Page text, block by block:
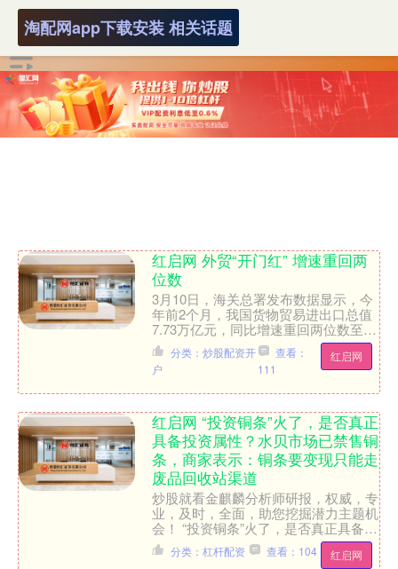
淘配网app下载安装 相关话题
红启网 外贸“开门红” 增速重回两
位数
3月10日，海关总署发布数据显示，今
年前2个月，我国货物贸易进出口总值
7.73万亿元，同比增速重回两位数至
18.3%。其中，出口4.62万亿元，增长
19.2%；....
红启网
分类：炒股配资开
户
查看：
111
红启网 “投资铜条”火了，是否真正
具备投资属性？水贝市场已禁售铜
条，商家表示：铜条要变现只能走
废品回收站渠道
炒股就看金麒麟分析师研报，权威，专
业，及时，全面，助您挖掘潜力主题机
会！ “投资铜条”火了，是否真正具备投
资属性？水贝市场已禁售铜条，有商家
表示：铜条要变现只能....
红启网
分类：杠杆配资 查看：104